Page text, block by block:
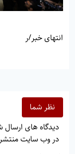
انتهای خبر/ر
نظر شما
دیدگاه های
در وب سایت